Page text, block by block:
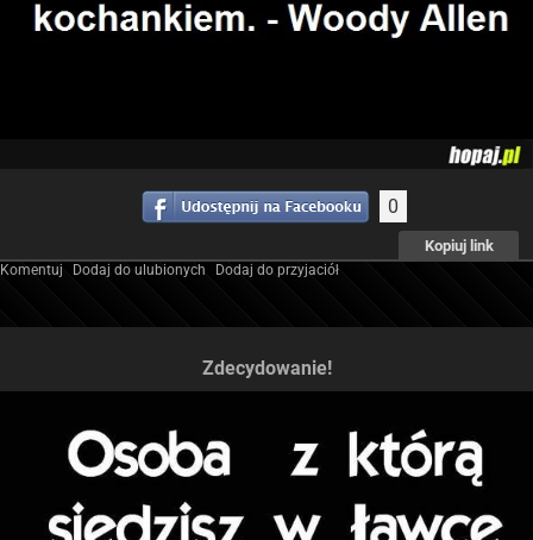
0
Kopiuj link
Komentuj Dodaj do ulubionych Dodaj do przyjaciół
Zdecydowanie!